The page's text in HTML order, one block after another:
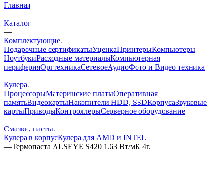
Главная
—
Каталог
—
Комплектующие
Подарочные сертификатыУценкаПринтерыКомпьютеры
НоутбукиРасходные материалыКомпьютерная
периферияОргтехникаСетевоеАудиоФото и Видео техника
—
Кулера
ПроцессорыМатеринские платыОперативная
памятьВидеокартыНакопители HDD, SSDКорпусаЗвуковые
картыПриводыКонтроллерыCерверное оборудование
—
Смазки, пасты
Кулера в корпусКулера для AMD и INTEL
—Термопаста ALSEYE S420 1.63 Вт/мК 4г.